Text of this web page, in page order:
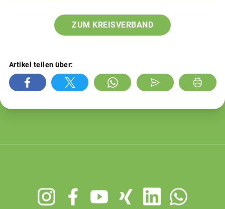
ZUM KREISVERBAND
Artikel teilen über: